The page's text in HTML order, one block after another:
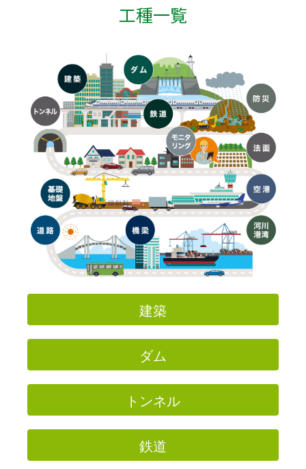
工種一覧
建築
ダム
トンネル
鉄道